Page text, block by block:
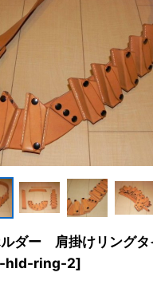
ルダー 肩掛けリング
hld-ring-2]